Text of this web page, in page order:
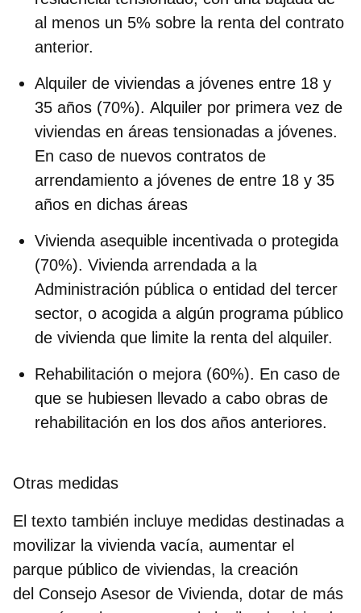
al menos un 5% sobre la renta del contrato
anterior.
Alquiler de viviendas a jóvenes entre 18 y
35 años (70%). Alquiler por primera vez de
viviendas en áreas tensionadas a jóvenes.
En caso de nuevos contratos de
arrendamiento a jóvenes de entre 18 y 35
años en dichas áreas
Vivienda asequible incentivada o protegida
(70%). Vivienda arrendada a la
Administración pública o entidad del tercer
sector, o acogida a algún programa público
de vivienda que limite la renta del alquiler.
Rehabilitación o mejora (60%). En caso de
que se hubiesen llevado a cabo obras de
rehabilitación en los dos años anteriores.
Otras medidas
El texto también incluye medidas destinadas a
movilizar la vivienda vacía, aumentar el
parque público de viviendas, la creación
del Consejo Asesor de Vivienda, dotar de más